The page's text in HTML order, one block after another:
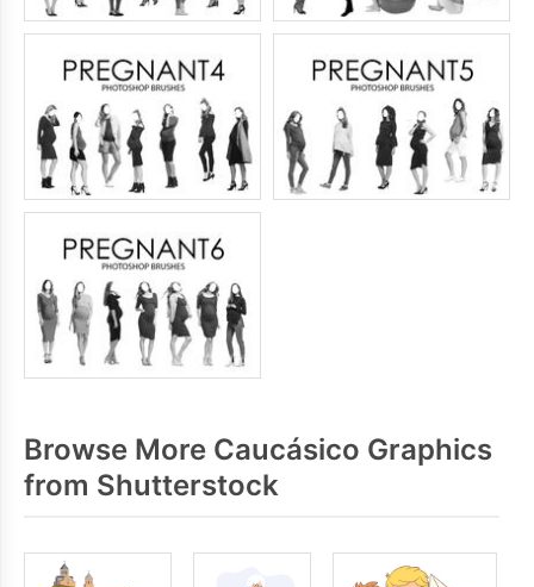
Browse More Caucásico Graphics
from Shutterstock